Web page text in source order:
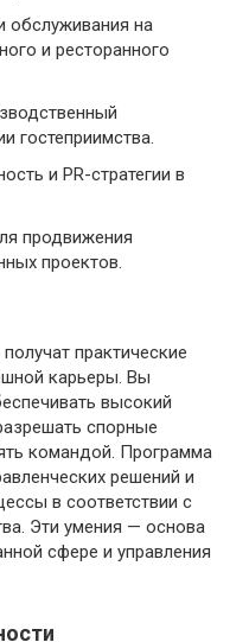
обслуживания на
и ресторанного
гостеприимства.
и PR-стратегии в
продвижения
проектов.
практические
карьеры. Вы
высокий
спорные
командой. Программа
решений и
в соответствии с
Эти умения — основа
сфере и управления